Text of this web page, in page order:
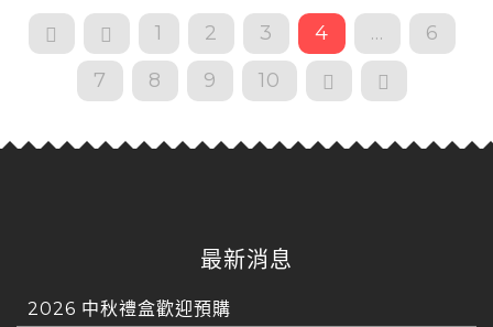
1 2 3 4 ...
6
7
8 9 10
最新消息
2026 中秋禮盒歡迎預購